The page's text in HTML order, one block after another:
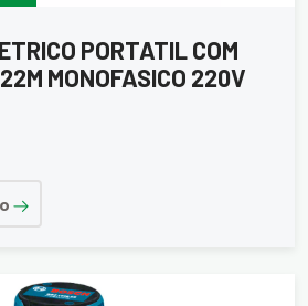
PORTATIL COM
MONOFASICO 220V